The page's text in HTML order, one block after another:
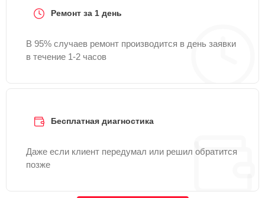
Ремонт за 1 день
В 95% случаев ремонт производится в день заявки
в течение 1-2 часов
Бесплатная диагностика
Даже если клиент передумал или решил обратится
позже